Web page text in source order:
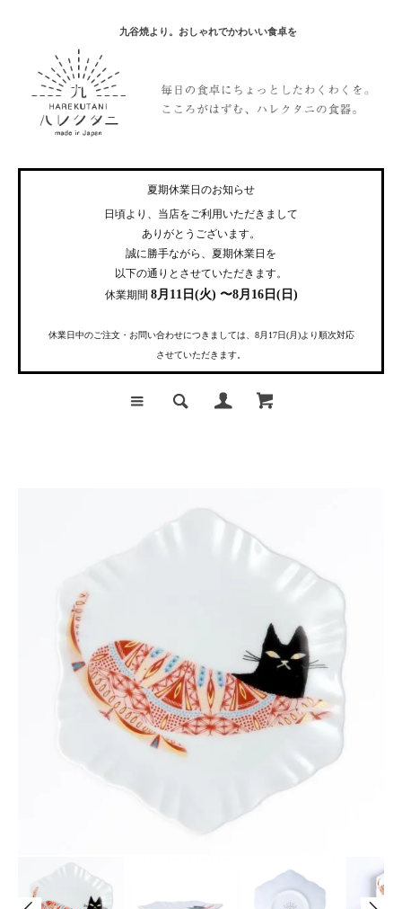
九谷焼より。おしゃれでかわいい食卓を
夏期休業日のお知らせ
日頃より、当店をご利用いただきまして
ありがとうございます。
誠に勝手ながら、夏期休業日を
以下の通りとさせていただきます。
休業期間 8月11日(火) 〜8月16日(日)
休業日中のご注文・お問い合わせにつきましては、8月17日(月)より順次対応
させていただきます。